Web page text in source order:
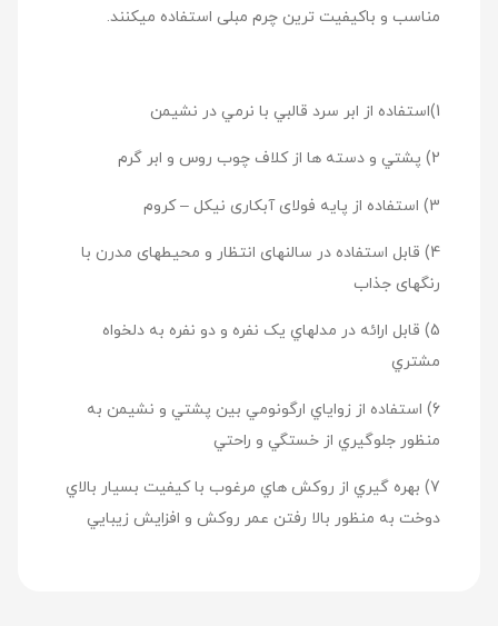
مناسب و باکیفیت ترین چرم مبلی استفاده میکنند.
1)استفاده از ابر سرد قالبي با نرمي در نشیمن
2) پشتي و دسته ها از کلاف چوب روس و ابر گرم
3) استفاده از پایه فولای آبکاری نیکل – کروم
4) قابل استفاده در سالنهای انتظار و محیطهای مدرن با
رنگهای جذاب
5) قابل ارائه در مدلهاي يک نفره و دو نفره به دلخواه
مشتري
6) استفاده از زواياي ارگونومي بين پشتي و نشيمن به
منظور جلوگيري از خستگي و راحتي
7) بهره گيري از روکش هاي مرغوب با کيفيت بسيار بالاي
دوخت به منظور بالا رفتن عمر روکش و افزايش زيبايي